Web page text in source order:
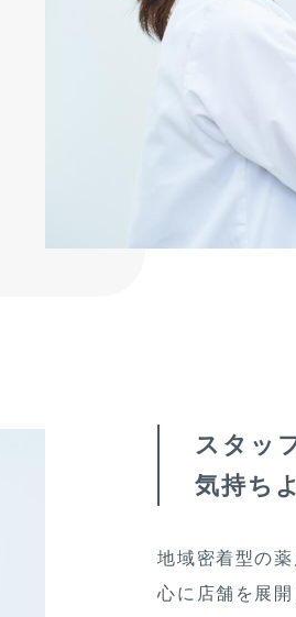
スタッ
気持ち
地域密着型の
心に店舗を展